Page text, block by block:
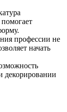
профессии не
начать
декорировании